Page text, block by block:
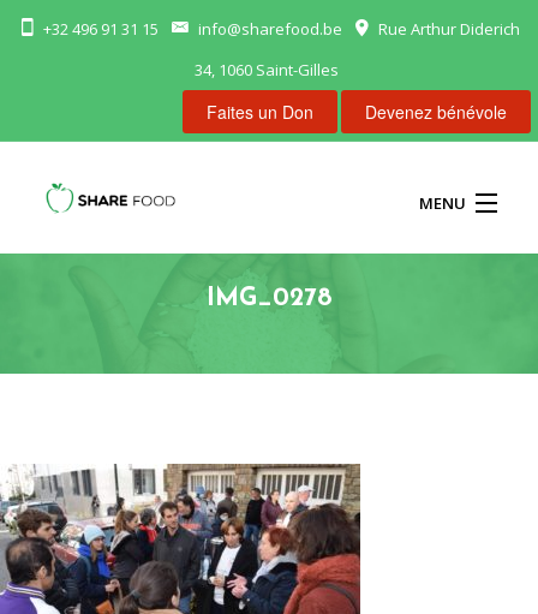
+32 496 91 31 15 info@sharefood.be
Rue Arthur Diderich
34, 1060 Saint-Gilles
Faites un Don Devenez bénévole
MENU
CONTACT
FR
IMG_0278